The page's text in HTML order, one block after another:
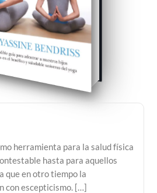
herramienta para la salud física
hasta para aquellos
que en otro tiempo la
con escepticismo. […]